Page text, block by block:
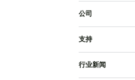
公司
支持
行业新闻